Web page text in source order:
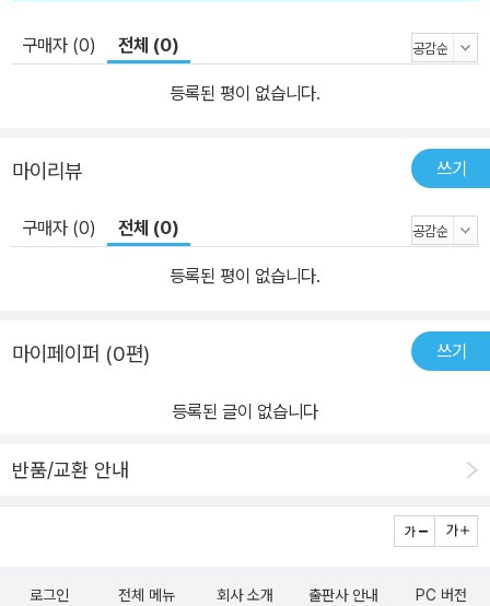
구매자 (0) 전체 (0)
등록된 평이 없습니다.
마이리뷰 쓰기
구매자 (0) 전체 (0)
등록된 평이 없습니다.
마이페이퍼 (0편) 쓰기
등록된 글이 없습니다
반품/교환 안내
로그인 전체 메뉴 회사 소개 출판사 안내 PC 버전